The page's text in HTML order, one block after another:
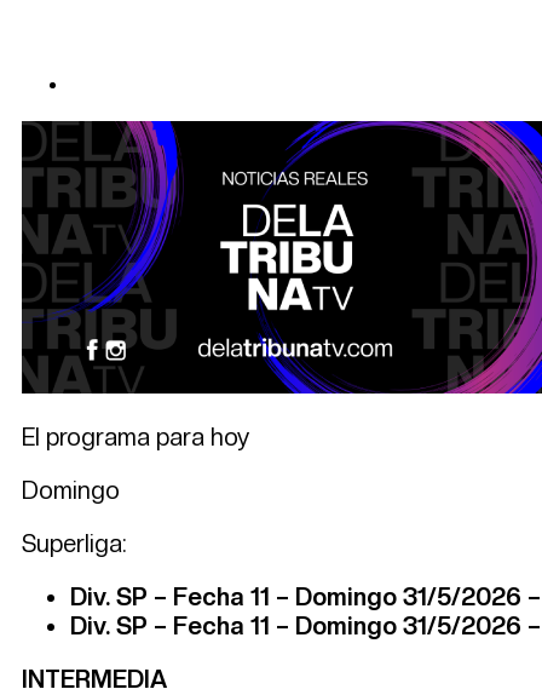
El programa para hoy
Domingo
Superliga:
Div. SP – Fecha 11 – Domingo 31/5/2026
Div. SP – Fecha 11 – Domingo 31/5/2026
INTERMEDIA